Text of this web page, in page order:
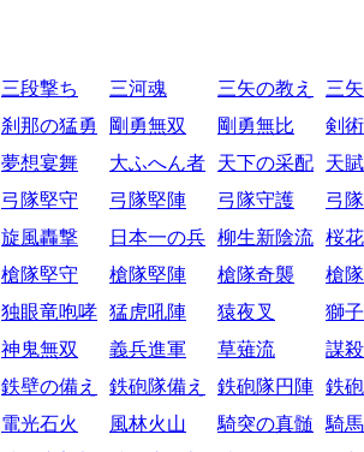
三段撃ち 三河魂 三矢の教え 三
刹那の猛勇 剛勇無双 剛勇無比 剣
夢想宴舞 大ふへん者 天下の采配 天
弓隊堅守 弓隊堅陣 弓隊守護 弓
旋風轟撃 日本一の兵 柳生新陰流 桜
槍隊堅守 槍隊堅陣 槍隊奇襲 槍
独眼竜咆哮 猛虎吼陣 猿夜叉 獅
神鬼無双 義兵進軍 草薙流 謀殺
鉄壁の備え 鉄砲隊備え 鉄砲隊円陣 鉄
電光石火 風林火山 騎突の真髄 騎